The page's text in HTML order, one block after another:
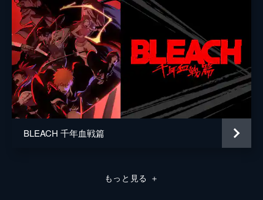
BLEACH 千年血戦篇
もっと見る ＋